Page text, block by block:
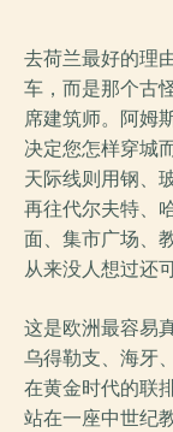
去荷兰最好的理
车，而是那个古
席建筑师。阿姆
决定您怎样穿城
天际线则用钢、
再往代尔夫特、
面、集市广场、
从来没人想过还
这是欧洲最容易
乌得勒支、海牙
在黄金时代的联
站在一座中世纪